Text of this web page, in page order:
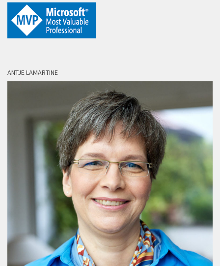
ANTJE LAMARTINE